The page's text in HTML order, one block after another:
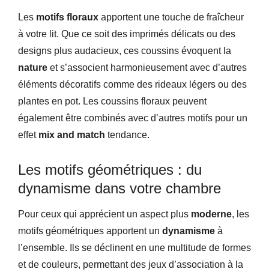
Les motifs floraux apportent une touche de fraîcheur
à votre lit. Que ce soit des imprimés délicats ou des
designs plus audacieux, ces coussins évoquent la
nature et s’associent harmonieusement avec d’autres
éléments décoratifs comme des rideaux légers ou des
plantes en pot. Les coussins floraux peuvent
également être combinés avec d’autres motifs pour un
effet mix and match tendance.
Les motifs géométriques : du
dynamisme dans votre chambre
Pour ceux qui apprécient un aspect plus moderne, les
motifs géométriques apportent un dynamisme à
l’ensemble. Ils se déclinent en une multitude de formes
et de couleurs, permettant des jeux d’association à la